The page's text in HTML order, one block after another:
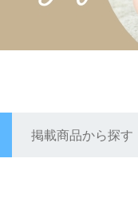
掲載商品から探す